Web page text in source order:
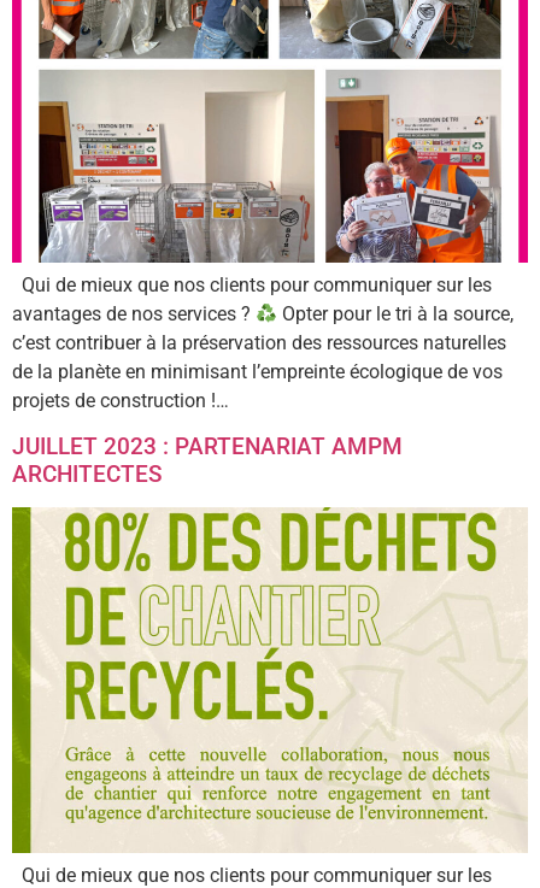
Qui de mieux que nos clients pour communiquer sur les
avantages de nos services ?
Opter pour le tri à la source,
c’est contribuer à la préservation des ressources naturelles
de la planète en minimisant l’empreinte écologique de vos
projets de construction !…
JUILLET 2023 : PARTENARIAT AMPM
ARCHITECTES
Qui de mieux que nos clients pour communiquer sur les